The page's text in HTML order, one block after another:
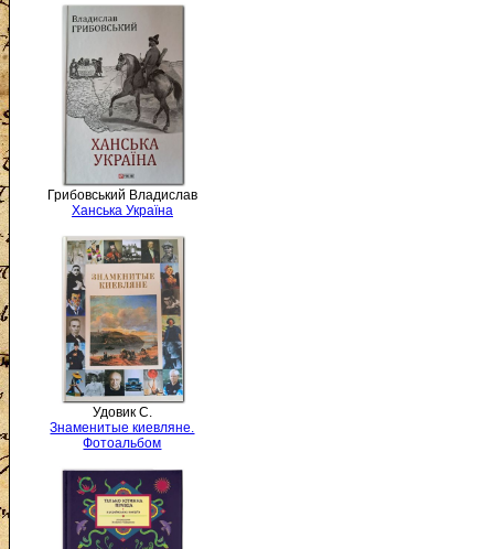
Грибовський Владислав
Ханська Україна
Удовик С.
Знаменитые киевляне.
Фотоальбом